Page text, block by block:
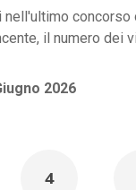
nell'ultimo concorso
il numero dei
2026
4